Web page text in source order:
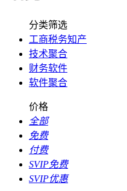
分类筛选
工商税务知产
技术聚合
财务软件
软件聚合
价格
全部
免费
付费
SVIP免费
SVIP优惠